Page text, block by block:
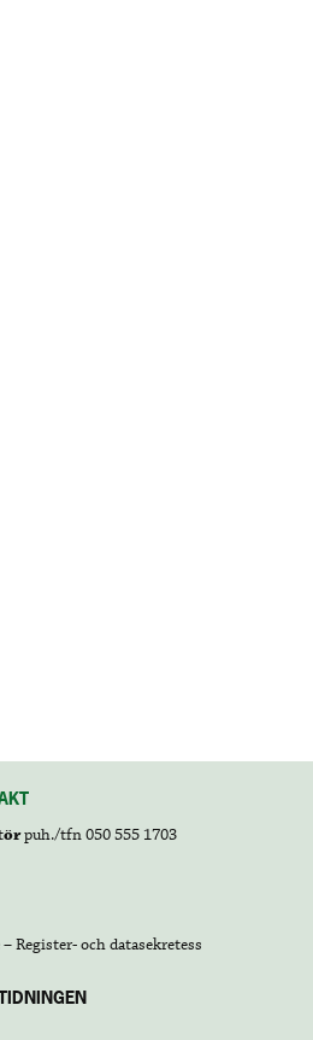
puh./tfn 050 555 1703
Register- och datasekretess